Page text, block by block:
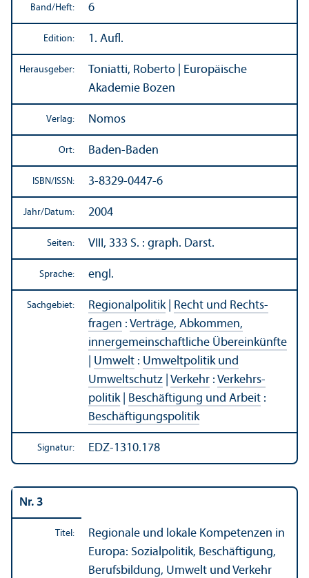
Band/Heft: 6
Edition: 1. Aufl.
Herausgeber:
Toniatti, Roberto | Europäische
Akademie Bozen
Verlag: Nomos
Ort: Baden-Baden
ISBN/ ISSN: 3-8329-0447-6
Jahr/Datum: 2004
Seiten: VIII, 333 S. : graph. Darst.
Sprache: engl.
Sachgebiet: Regionalpolitik| Recht und Rechts­
fragen : Verträge, Abkommen,
innergemeinschaft­liche Über­einkünfte
Umwelt : Umweltpolitik und
Umweltschutz Verkehr : Verkehrs­
politik| Beschäftigung und Arbeit :
Beschäftigungs­politik
Signatur: EDZ-1310.178
Nr. 3
Titel:
Regionale und lokale Kompetenzen in
Europa: Sozialpolitik, Beschäftigung,
Berufsbildung, Umwelt und Verkehr